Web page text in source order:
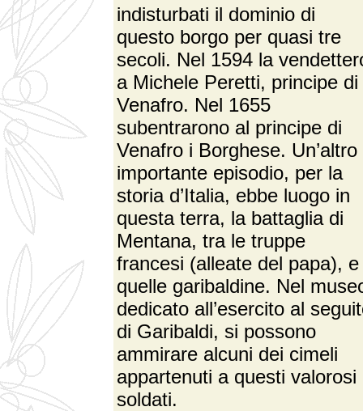
indisturbati il dominio di
questo borgo per quasi tre
secoli. Nel 1594 la
a Michele Peretti, principe di
Venafro. Nel 1655
subentrarono al principe di
Venafro i Borghese. Un’altro
importante episodio, per la
storia d’Italia, ebbe luogo in
questa terra, la battaglia di
Mentana, tra le truppe
francesi (alleate del papa), e
quelle garibaldine. Nel
dedicato all’esercito al
di Garibaldi, si possono
ammirare alcuni dei cimeli
appartenuti a questi valorosi
soldati.